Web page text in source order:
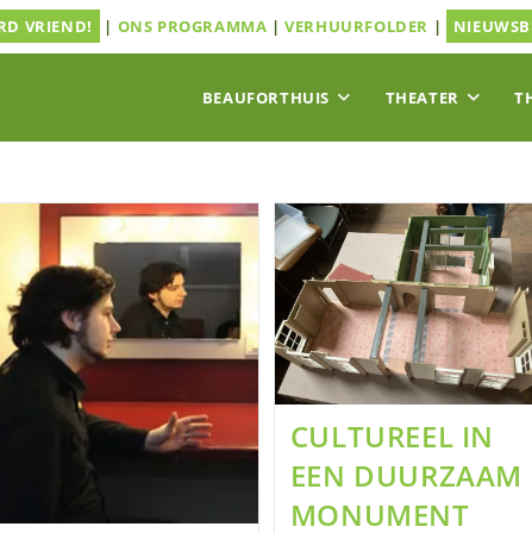
VRIEND! | ONS PROGRAMMA |VERHUURFOLDER |
BEAUFORTHUIS THEATER
CULTUREEL IN
EEN DUURZAAM
MONUMENT